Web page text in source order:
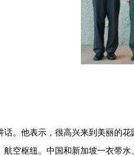
话。他表示，很高兴来到美丽的
空枢纽。中国和新加坡一衣带